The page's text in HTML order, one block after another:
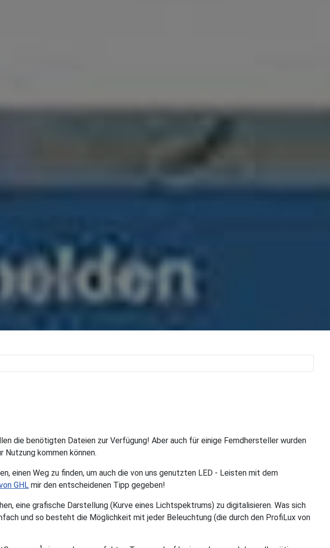
die benötigten Dateien zur Verfügung! Aber auch für einige Femdhersteller wurden
Nutzung kommen können.
einen Weg zu finden, um auch die von uns genutzten LED - Leisten mit dem
GHL mir den entscheidenen Tipp gegeben!
eine grafische Darstellung (Kurve eines Lichtspektrums) zu digitalisieren. Was sich
und so besteht die Möglichkeit mit jeder Beleuchtung (die durch den ProfiLux von